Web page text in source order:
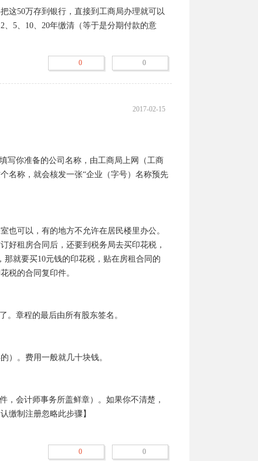
这50万存到银行，直接到工商局办理就可以
5、10、20年缴清（等于是分期付款的意
0 0
2017-02-15
写你准备的公司名称，由工商局上网（工商
名称，就会核发一张“企业（字号）名称预先
也可以，有的地方不允许在居民楼里办公。
好租房合同后，还要到税务局去买印花税，
就要买10元钱的印花税，贴在房租合同的
税的合同复印件。
。章程的最后由所有股东签名。
）。费用一般就几十块钱。
，会计师事务所盖鲜章）。如果你不清楚，
缴制注册忽略此步骤】
工商局发的核名通知、法人代表的私章、身
0 0